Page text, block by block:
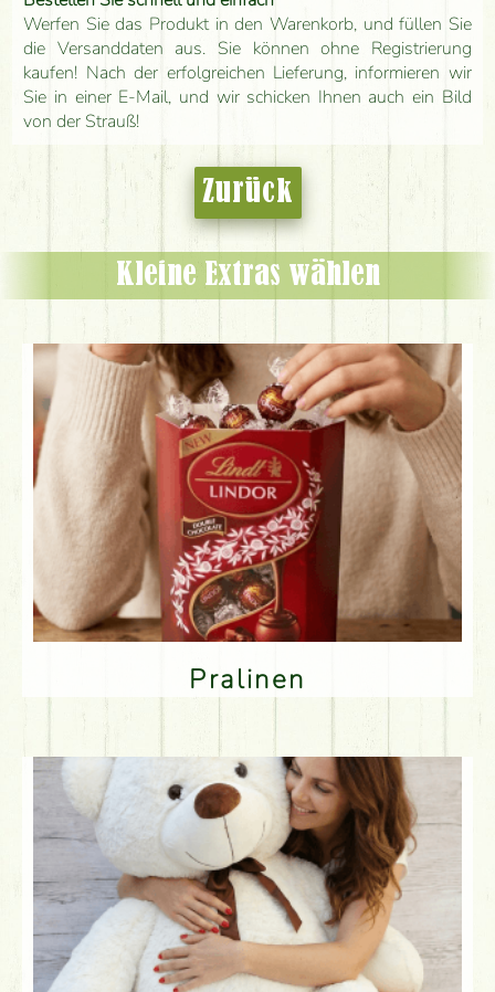
Werfen Sie das Produkt in den Warenkorb, und füllen Sie
die Versanddaten aus. Sie können ohne Registrierung
kaufen! Nach der erfolgreichen Lieferung, informieren wir
Sie in einer E-Mail, und wir schicken Ihnen auch ein Bild
von der Strauß!
Zurück
Kleine Extras wählen
Pralinen